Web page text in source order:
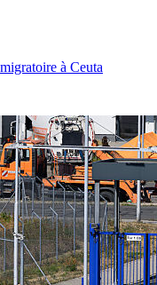
à Ceuta